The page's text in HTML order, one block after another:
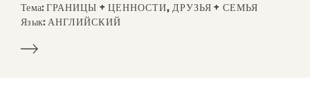
Тема:ГРАНИЦЫ + ЦЕННОСТИ, ДРУЗЬЯ + СЕМЬЯ
Язык: АНГЛИЙСКИЙ